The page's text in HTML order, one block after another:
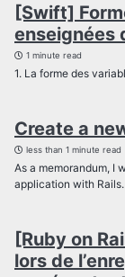
[Swift]
enseignées
1 minute read
1. La forme des
Create a
less than 1 minute read
As a memorandum, I
application with Rails.
[Ruby on
lors de